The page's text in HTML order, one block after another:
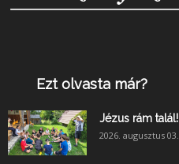
Ezt olvasta már?
Jézus rám talál!
2026. augusztus 03.